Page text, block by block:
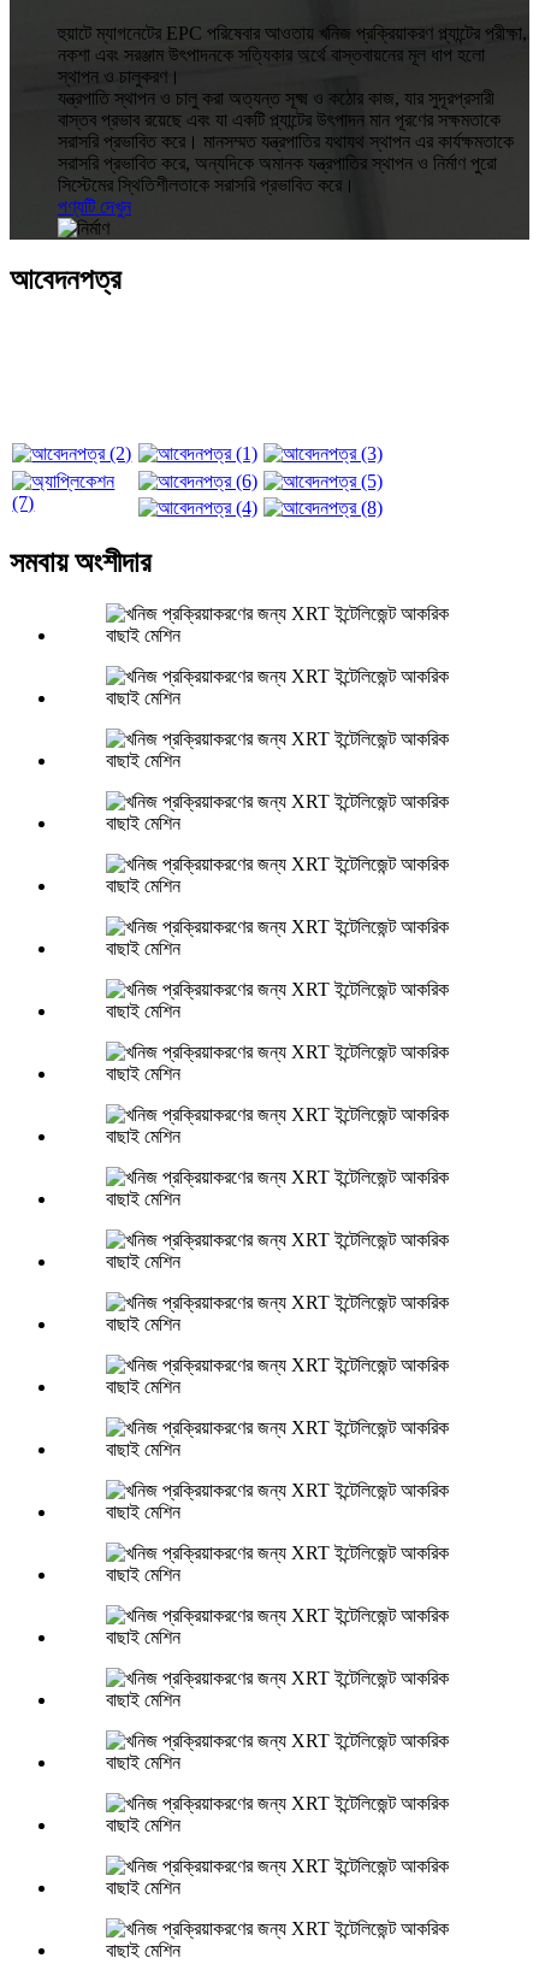
হুয়াটে ম্যাগনেটের EPC পরিষেবার আওতায় খনিজ প্রক্রিয়াকরণ প্ল্যান্টের পরীক্ষা,
নকশা এবং সরঞ্জাম উৎপাদনকে সত্যিকার অর্থে বাস্তবায়নের মূল ধাপ হলো
স্থাপন ও চালুকরণ।
যন্ত্রপাতি স্থাপন ও চালু করা অত্যন্ত সূক্ষ্ম ও কঠোর কাজ, যার সুদূরপ্রসারী
বাস্তব প্রভাব রয়েছে এবং যা একটি প্ল্যান্টের উৎপাদন মান পূরণের সক্ষমতাকে
সরাসরি প্রভাবিত করে। মানসম্মত যন্ত্রপাতির যথাযথ স্থাপন এর কার্যক্ষমতাকে
সরাসরি প্রভাবিত করে, অন্যদিকে অমানক যন্ত্রপাতির স্থাপন ও নির্মাণ পুরো
সিস্টেমের স্থিতিশীলতাকে সরাসরি প্রভাবিত করে।
পণ্যটি দেখুন
আবেদনপত্র
সমবায় অংশীদার